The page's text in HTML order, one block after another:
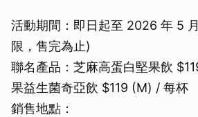
活動期間：即日起至 2026 年 5
限，售完為止)
聯名產品：芝麻高蛋白堅果飲
果益生菌奇亞飲 $119 (M) / 每杯
銷售地點：